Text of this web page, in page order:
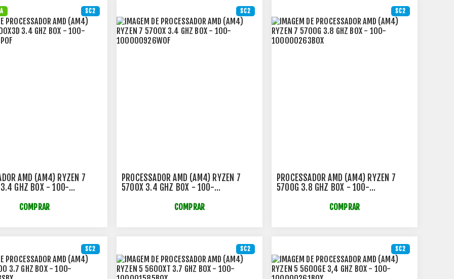
SC2
AMD (AM4) RYZEN 7
GHZ BOX - 100-
COMPRAR
SC2
PROCESSADOR AMD (AM4) RYZEN 7
5700X 3.4 GHZ BOX - 100-
COMPRAR
SC2
PROCESSADOR AMD (AM4) RYZEN 7
5700G 3.8 GHZ BOX - 100-
COMPRAR
SC2 SC2 SC2